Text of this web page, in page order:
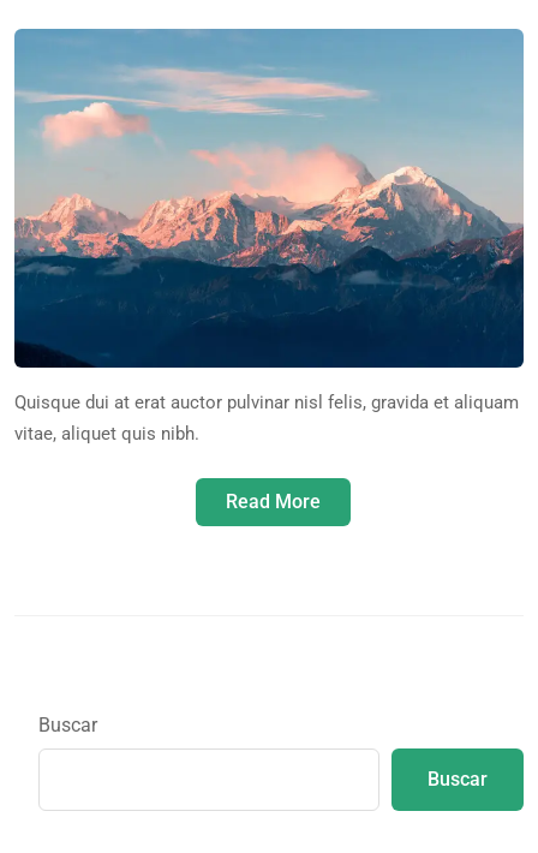
Quisque dui at erat auctor pulvinar nisl felis, gravida et aliquam
vitae, aliquet quis nibh.
Read More
Buscar
Buscar